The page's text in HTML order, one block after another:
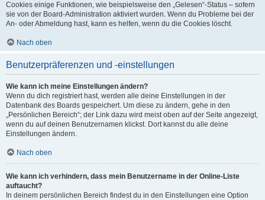
Cookies einige Funktionen, wie beispielsweise den „Gelesen“-Status – sofern
sie von der Board-Administration aktiviert wurden. Wenn du Probleme bei der
An- oder Abmeldung hast, kann es helfen, wenn du die Cookies löscht.
Nach oben
Benutzerpräferenzen und -einstellungen
Wie kann ich meine Einstellungen ändern?
Wenn du dich registriert hast, werden alle deine Einstellungen in der
Datenbank des Boards gespeichert. Um diese zu ändern, gehe in den
„Persönlichen Bereich“; der Link dazu wird meist oben auf der Seite angezeigt,
wenn du auf deinen Benutzernamen klickst. Dort kannst du alle deine
Einstellungen ändern.
Nach oben
Wie kann ich verhindern, dass mein Benutzername in der Online-Liste
auftaucht?
In deinem persönlichen Bereich findest du in den Einstellungen eine Option